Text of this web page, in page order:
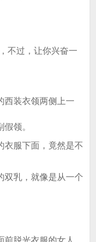
不过，让你兴奋一
西装衣领两侧上一
领。
衣服下面，竟然是不
双乳，就像是从一个
脱光衣服的女人，